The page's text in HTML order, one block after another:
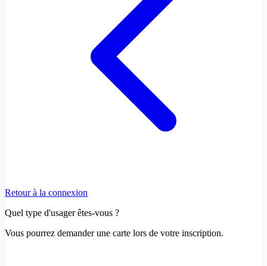
Retour à la connexion
Quel type d'usager êtes-vous ?
Vous pourrez demander une carte lors de votre inscription.